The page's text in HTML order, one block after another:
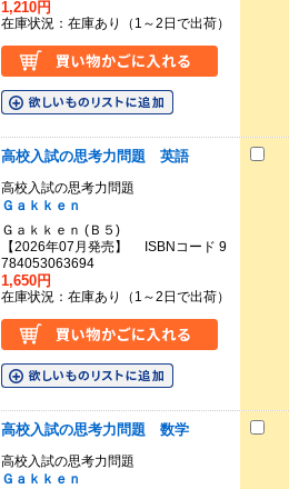
1,210円
在庫状況：在庫あり（1～2日で出荷）
高校入試の思考力問題 英語
高校入試の思考力問題
Ｇａｋｋｅｎ
Ｇａｋｋｅｎ (Ｂ５)
【2026年07月発売】 ISBNコード 9
784053063694
1,650円
在庫状況：在庫あり（1～2日で出荷）
高校入試の思考力問題 数学
高校入試の思考力問題
Ｇａｋｋｅｎ